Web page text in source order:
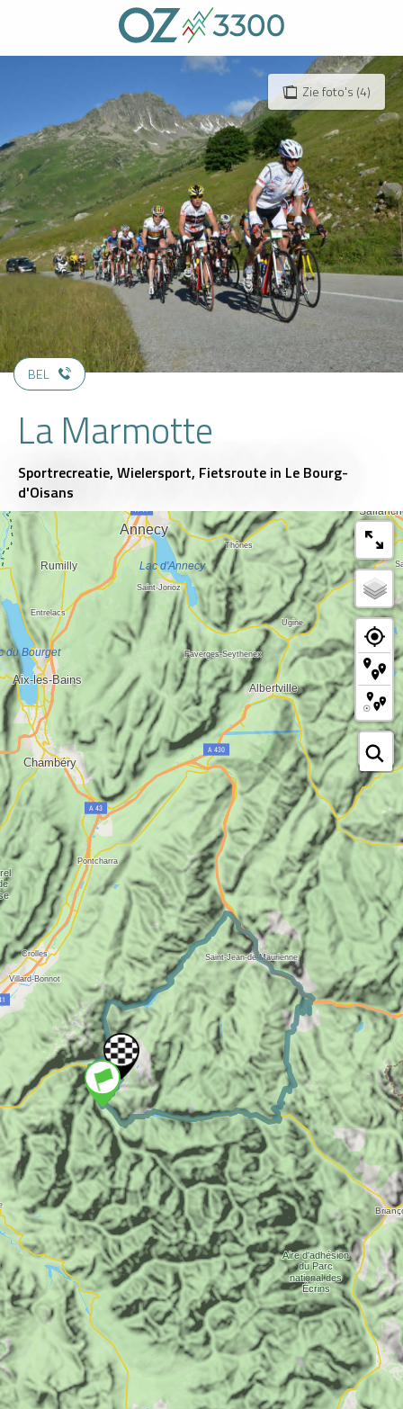
contenu
Zie foto's (4)
BEL
La Marmotte
Sportrecreatie, Wielersport, Fietsroute in Le Bourg-
d'Oisans